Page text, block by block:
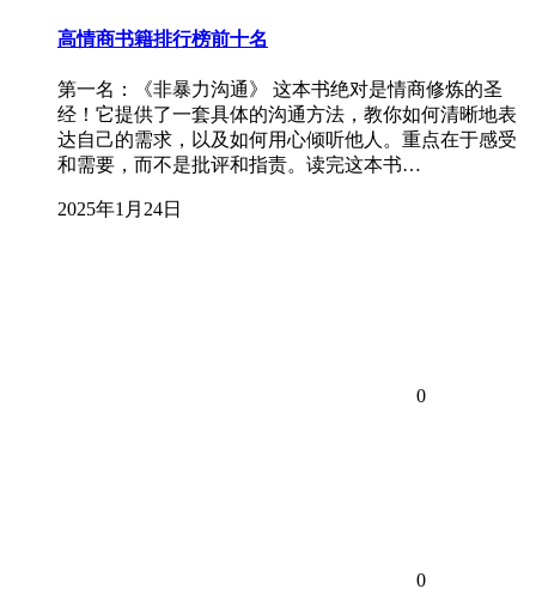
高情商书籍排行榜前十名
第一名：《非暴力沟通》 这本书绝对是情商修炼的圣
经！它提供了一套具体的沟通方法，教你如何清晰地表
达自己的需求，以及如何用心倾听他人。重点在于感受
和需要，而不是批评和指责。读完这本书…
2025年1月24日
0
0